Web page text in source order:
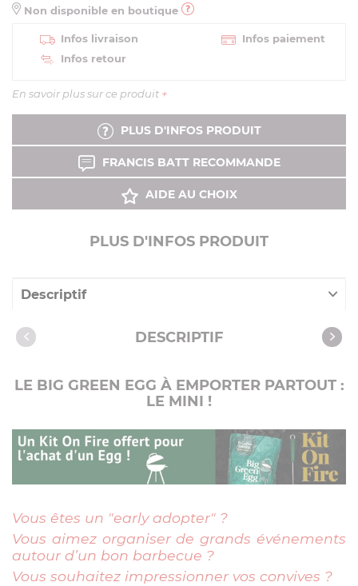
Non disponible en boutique
Infos livraison
Infos paiement
Infos retour
En savoir plus sur ce produit +
PLUS D'INFOS PRODUIT
FRANCIS BATT RECOMMANDE
AIDE AU CHOIX
PLUS D'INFOS PRODUIT
Descriptif
Caractéristiques
Vidéos
Recettes avec cet article
DESCRIPTIF
LE BIG GREEN EGG À EMPORTER PARTOUT :
LE MINI !
Vous êtes un "early adopter" ?
Vous aimez organiser de grands événements
autour d’un bon barbecue ?
Vous souhaitez impressionner vos convives ?